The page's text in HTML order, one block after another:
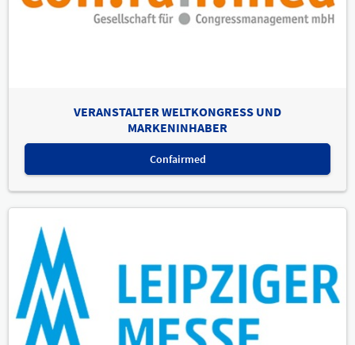
VERANSTALTER WELTKONGRESS UND
MARKENINHABER
Confairmed